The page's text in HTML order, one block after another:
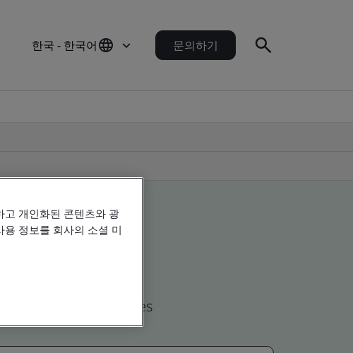
한국 - 한국어 문의하기
and global companies
고 개인화된 콘텐츠와 광
정보를 회사의 소셜 미